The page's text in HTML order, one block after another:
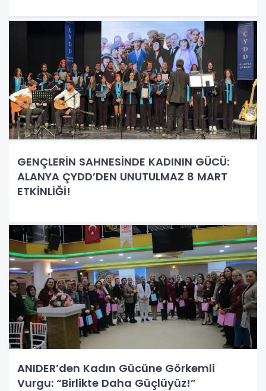
GENÇLERİN SAHNESİNDE KADININ GÜCÜ:
ALANYA ÇYDD’DEN UNUTULMAZ 8 MART
ETKİNLİĞİ!
ANIDER’den Kadın Gücüne Görkemli
Vurgu: “Birlikte Daha Güçlüyüz!”